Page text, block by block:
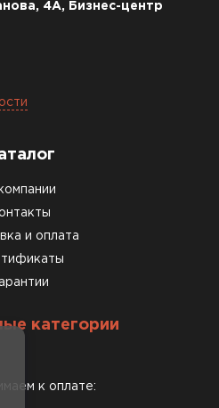
4А, Бизнес-центр
и оплата
категории
к оплате: